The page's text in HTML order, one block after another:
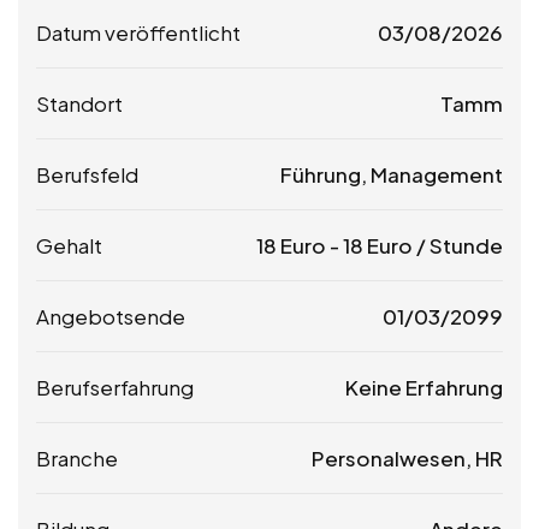
Datum veröffentlicht 03/08/2026
Standort Tamm
Berufsfeld Führung, Management
Gehalt 18 Euro -18 Euro / Stunde
Angebotsende 01/03/2099
Berufserfahrung Keine Erfahrung
Branche Personalwesen, HR